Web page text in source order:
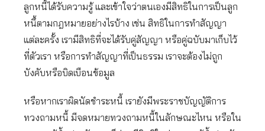
ลูกหนี้ได้รับความรู้ และเข้าใจว่าตนเองมีสิทธิในการเป็นลูก
หนึ้ตามกฎหมายอย่างไรบ้าง เช่น สิทธิในการทำสัญญา
แต่ละครั้ง เรามีสิทธิที่จะได้รับคู่สัญญา หรือคู่ฉบับมาเก็บไว้
ที่ตัวเรา หรือการทำสัญญาที่เป็นธรรม เราจะต้องไม่ถูก
บังคับหรือบิดเบือนข้อมูล
หรือหากเราผิดนัดชำระหนี้ เรายังมีพระราชบัญญัติการ
ทวงถามหนี้ มีจดหมายทวงถามหนี้ในลักษณะไหน หรือใน